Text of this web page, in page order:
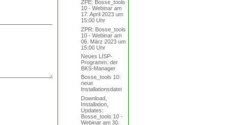
ZPE: Bosse_tools
10 - Webinar am
17. April 2023 um
15:00 Uhr
ZPR: Bosse_tools
10 - Webinar am
06. März 2023 um
15:00 Uhr
Neues LISP-
Programm: der
BKS-Manager
Bosse_tools 10:
neue
Installationsdatei
Download,
Installation,
Updates:
Bosse_tools 10 -
Webinar am 30.